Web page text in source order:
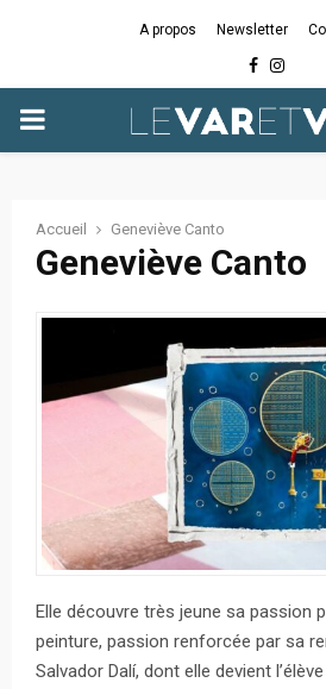
A propos Newsletter
Facebook
PRIMARY
Accueil Geneviève Canto
Geneviève Canto
Elle découvre très jeune sa passion
peinture, passion renforcée par sa
Salvador Dalí, dont elle devient